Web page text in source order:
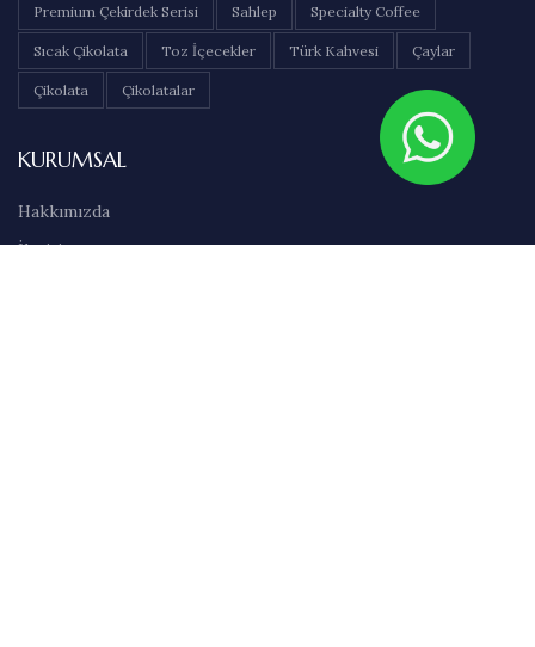
Premium Çekirdek Serisi Sahlep Specialty Coffee
Sıcak Çikolata Toz İçecekler Türk Kahvesi Çaylar
Çikolata Çikolatalar
KURUMSAL
Hakkımızda
İletişim